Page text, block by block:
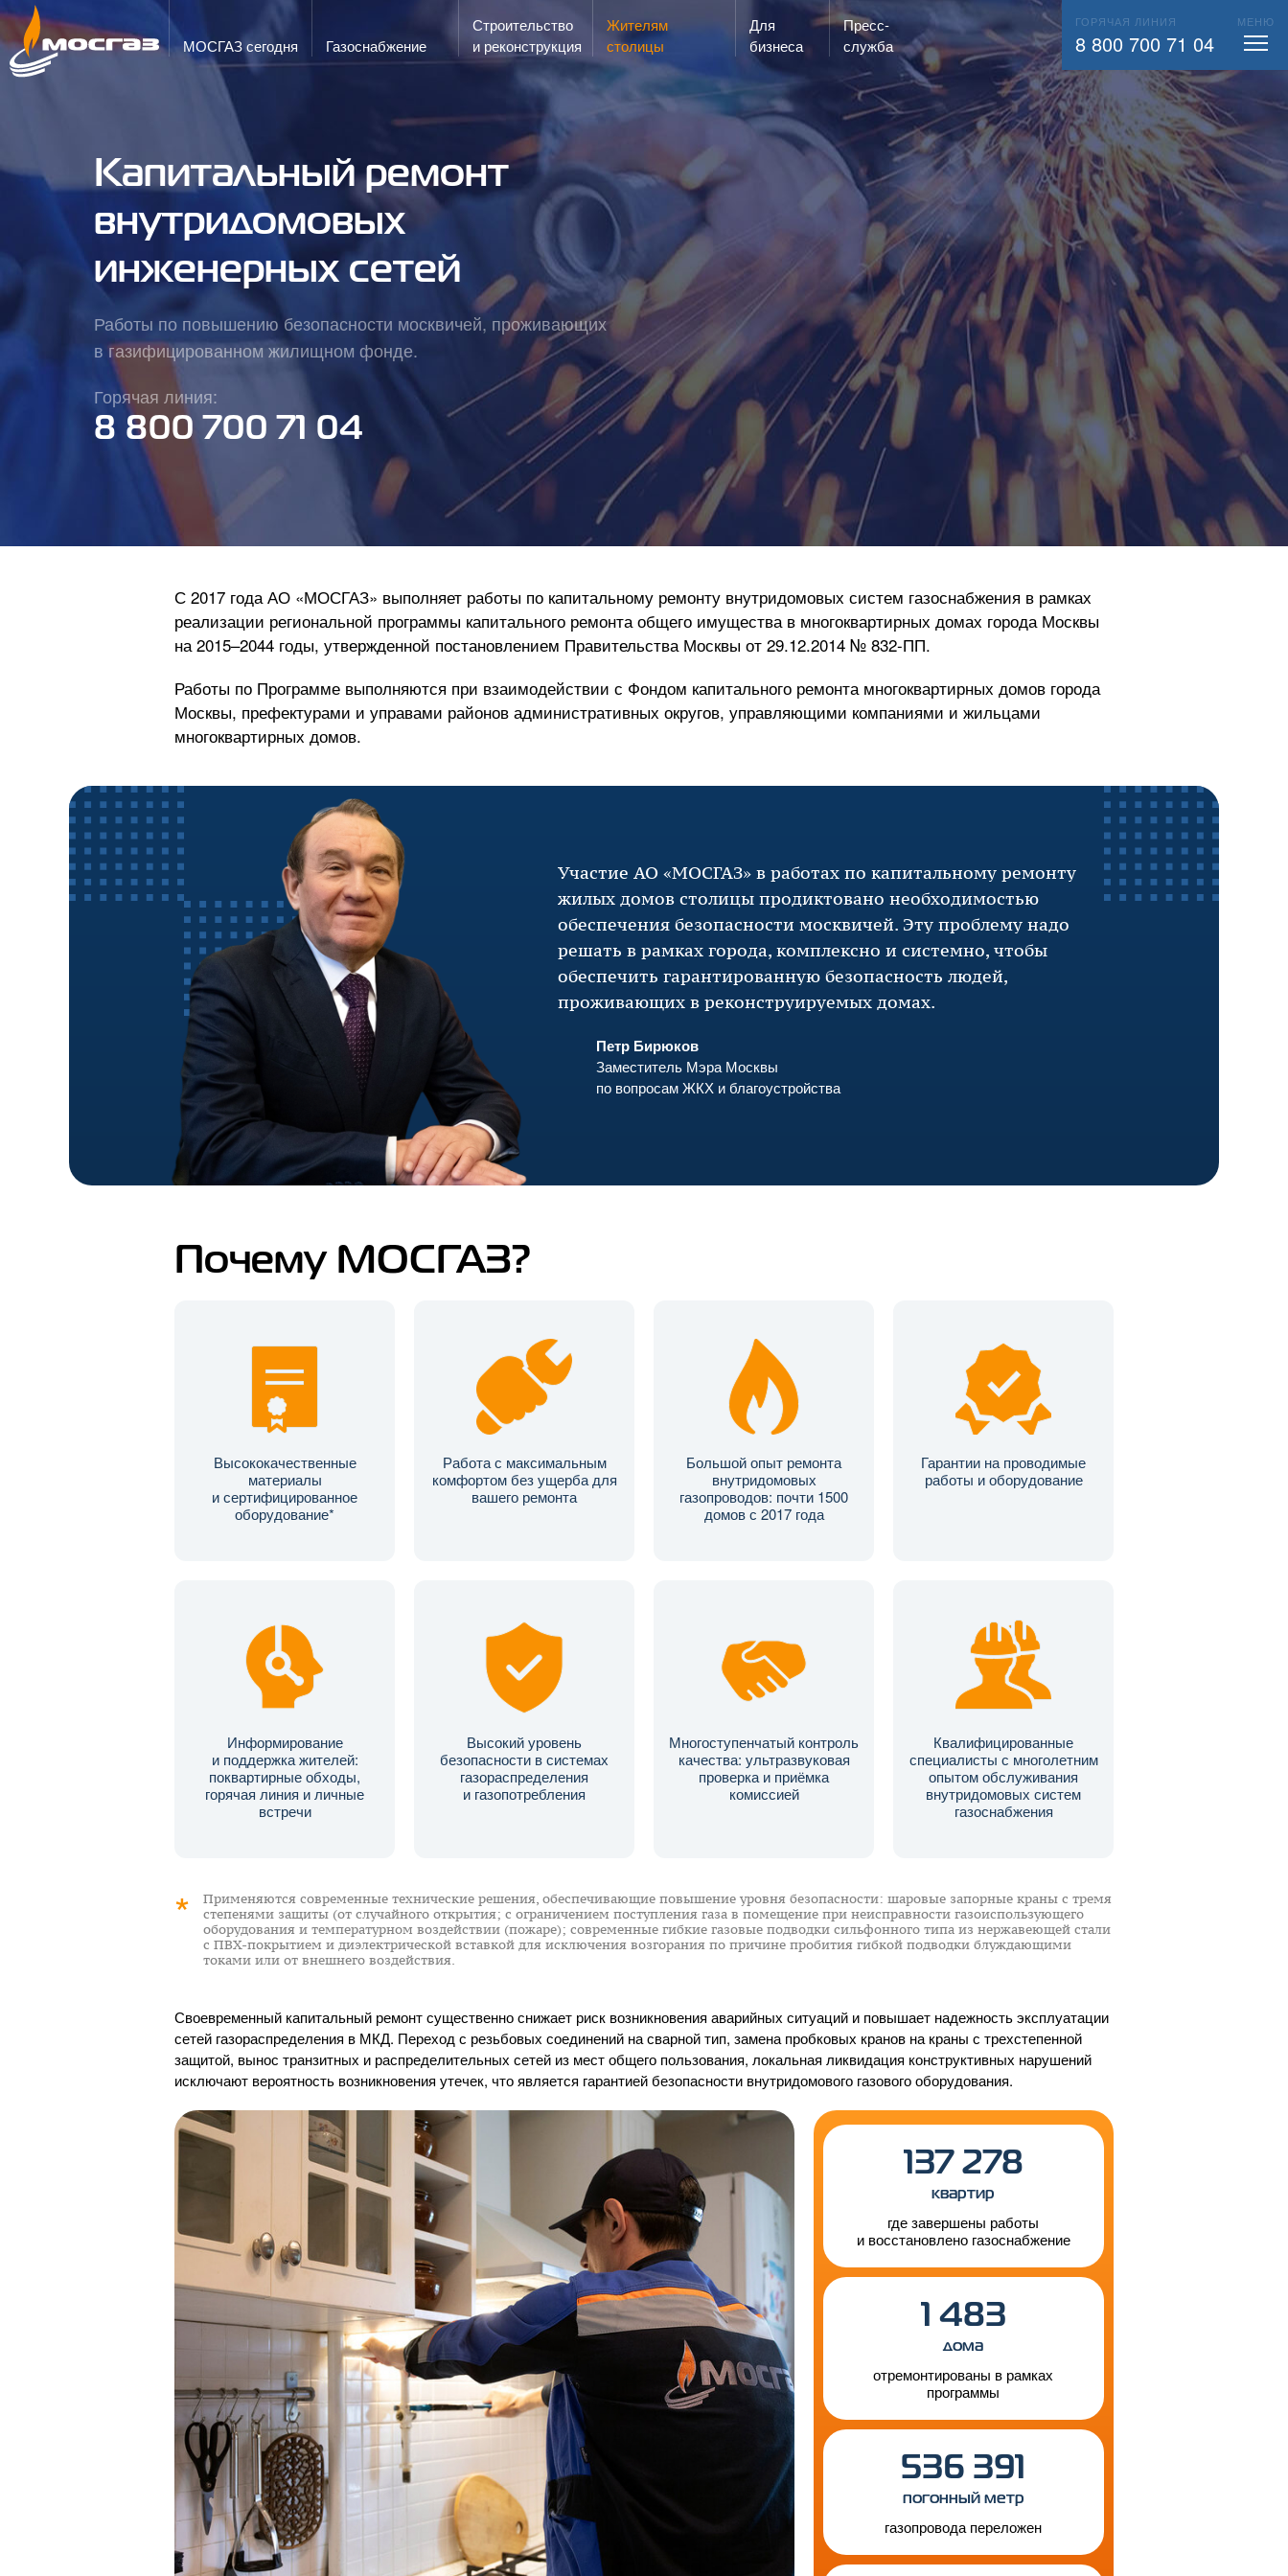
Запах газа?
ЗВОНИ 104 ВЫЗВАТЬ СЛЕСАРЯ
ГОРЯЧАЯ ЛИНИЯ
8 800 700 71 04 info@mos-gaz.ru
МОСГАЗ сегодня Газо­снабжение
Строительство
и реконструкция
Жителям
столицы
Для
бизнеса
Пресс-
служба
ГОРЯЧАЯ ЛИНИЯ
8 800 700 71 04
МЕНЮ
Капитальный ремонт
внутридомовых
инженерных сетей
Работы по повышению безопасности москвичей, проживающих
в газифицированном жилищном фонде.
Горячая линия:
8 800 700 71 04
С 2017 годаАО «МОСГАЗ» выполняет работы по капитальному ремонту внутридомовых систем газоснабжения в рамках
реализации региональной программы капитального ремонта общего имущества в многоквартирных домах города Москвы
на 2015–2044 годы, утвержденной постановлением Правительства Москвы от 29.12.2014 № 832-ПП.
Работы по Программе выполняются при взаимодействии с Фондом капитального ремонта многоквартирных домов города
Москвы, префектурами и управами районов административных округов, управляющими компаниями и жильцами
многоквартирных домов.
Участие АО «МОСГАЗ» в работах по капитальному ремонту
жилых домов столицы продиктовано необходимостью
обеспечения безопасности москвичей. Эту проблему надо
решать в рамках города, комплексно и системно, чтобы
обеспечить гарантированную безопасность людей,
проживающих в реконструируемых домах.
Петр Бирюков
Заместитель Мэра Москвы
по вопросам ЖКХ и благоустройства
Почему МОСГАЗ?
Высококачественные
материалы
и сертифицированное
оборудование*
Работа с максимальным
комфортом без ущерба для
вашего ремонта
Большой опыт ремонта
внутридомовых
газопроводов: почти 1500
домов с 2017 года
Гарантии на проводимые
работы и оборудование
Информирование
и поддержка жителей:
поквартирные обходы,
горячая линия и личные
встречи
Высокий уровень
безопасности в системах
газораспределения
и газопотребления
Многоступенчатый контроль
качества: ультразвуковая
проверка и приёмка
комиссией
Квалифицированные
специалисты с многолетним
опытом обслуживания
внутридомовых систем
газоснабжения
Применяются современные технические решения, обеспечивающие повышение уровня безопасности: шаровые запорные краны с тремя
степенями защиты (от случайного открытия; с ограничением поступления газа в помещение при неисправности газоиспользующего
оборудования и температурном воздействии (пожаре); современные гибкие газовые подводки сильфонного типа из нержавеющей стали
с ПВХ-покрытием и диэлектрической вставкой для исключения возгорания по причине пробития гибкой подводки блуждающими
токами или от внешнего воздействия.
Своевременный капитальный ремонт существенно снижает риск возникновения аварийных ситуаций и повышает надежность эксплуатации
сетей газораспределения в МКД. Переход с резьбовых соединений на сварной тип, замена пробковых кранов на краны с трехстепенной
защитой, вынос транзитных и распределительных сетей из мест общего пользования, локальная ликвидация конструктивных нарушений
исключают вероятность возникновения утечек, что является гарантией безопасности внутридомового газового оборудования.
137 278
квартир
где завершены работы
и восстановлено газоснабжение
1 483
дома
отремонтированы в рамках
программы
536 391
погонный метр
газопровода переложен